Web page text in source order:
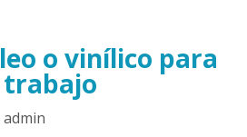
o vinílico para
admin